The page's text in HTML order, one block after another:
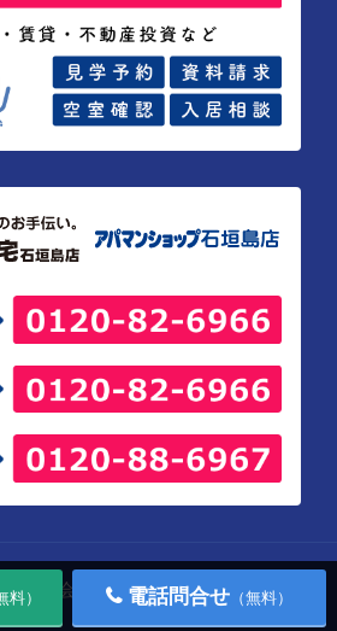
料） 電話問合せ （無料）
© 株式会社 日宅 石垣島店